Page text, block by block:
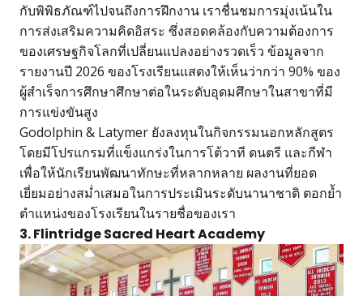
กับพิพิธภัณฑ์ไปจนถึงการฝึกงาน เราชื่นชมการมุ่งเน้นใน
การส่งเสริมความคิดอิสระ ซึ่งสอดคล้องกับความต้องการ
ของเศรษฐกิจโลกที่เปลี่ยนแปลงอย่างรวดเร็ว ข้อมูลจาก
รายงานปี 2026 ของโรงเรียนแสดงให้เห็นว่ากว่า 90% ของ
ผู้สำเร็จการศึกษาศึกษาต่อในระดับอุดมศึกษาในสาขาที่มี
การแข่งขันสูง
Godolphin & Latymer ยังลงทุนในกิจกรรมนอกหลักสูตร
โดยมีโปรแกรมที่แข็งแกร่งในการโต้วาที ดนตรี และกีฬา
เพื่อให้นักเรียนพัฒนาทักษะที่หลากหลาย ผลงานที่ยอด
เยี่ยมอย่างสม่ำเสมอในการประเมินระดับนานาชาติ ตอกย้ำ
ตำแหน่งของโรงเรียนในรายชื่อของเรา
3. Flintridge Sacred Heart Academy